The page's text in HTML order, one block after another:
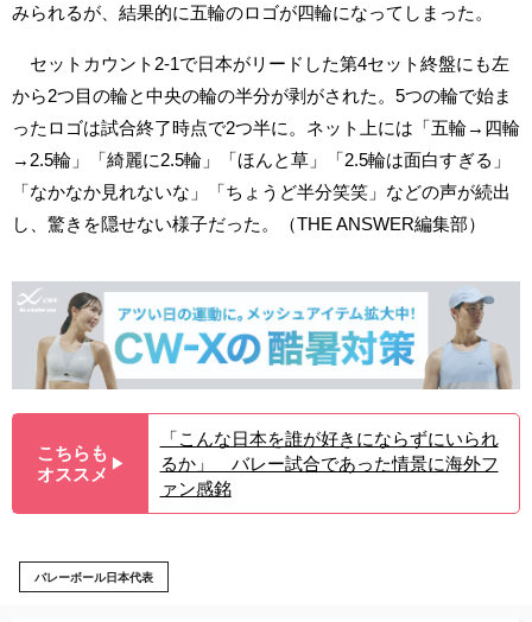
みられるが、結果的に五輪のロゴが四輪になってしまった。
セットカウント2-1で日本がリードした第4セット終盤にも左
から2つ目の輪と中央の輪の半分が剥がされた。5つの輪で始ま
ったロゴは試合終了時点で2つ半に。ネット上には「五輪→四輪
→2.5輪」「綺麗に2.5輪」「ほんと草」「2.5輪は面白すぎる」
「なかなか見れないな」「ちょうど半分笑笑」などの声が続出
し、驚きを隠せない様子だった。（THE ANSWER編集部）
こちらも
オススメ ▶︎
「こんな日本を誰が好きにならずにいられ
るか」 バレー試合であった情景に海外フ
ァン感銘
バレーボール日本代表